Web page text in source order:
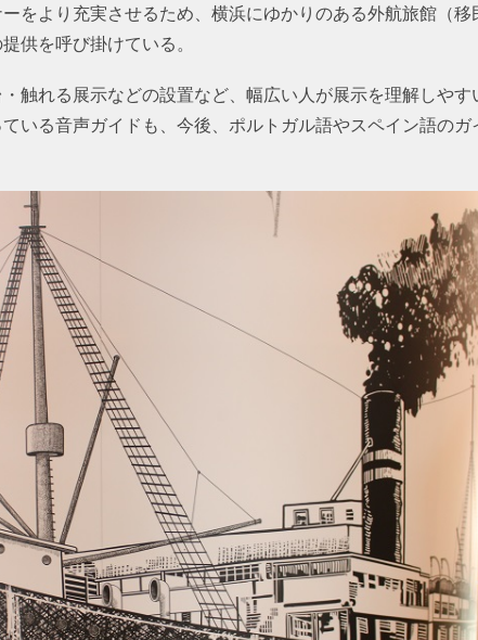
をより充実させるため、横浜にゆかりのある外航旅館（
供を呼び掛けている。
触れる展示などの設置など、幅広い人が展示を理解しやす
いる音声ガイドも、今後、ポルトガル語やスペイン語のガ